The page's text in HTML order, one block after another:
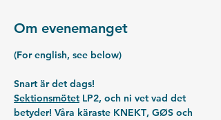
Om evenemanget
(For english, see below)
Snart är det dags!
Sektionsmötet LP2, och ni vet vad det
betyder! Våra käraste KNEKT, GØS och